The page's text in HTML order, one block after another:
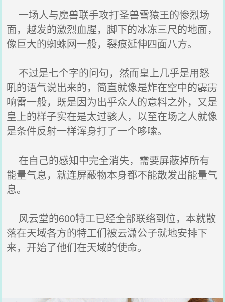
一场人与魔兽联手攻打圣兽雪猿王的惨烈场
面，越发的激烈血腥，脚下的冰冻三尺的地面，
像巨大的蜘蛛网一般，裂痕延伸四面八方。
不过是七个字的问句，然而皇上几乎是用怒
吼的语气说出来的，简直就像是炸在空中的霹雳
响雷一般，既是因为出乎众人的意料之外，又是
皇上的样子实在是太过骇人，以至在场之人就像
是条件反射一样浑身打了一个哆嗦。
在自己的感知中完全消失，需要屏蔽掉所有
能量气息，就连屏蔽物本身都不能散发出能量气
息。
风云堂的600特工已经全部联络到位，本就散
落在天域各方的特工们被云潇公子就地安排下
来，开始了他们在天域的使命。